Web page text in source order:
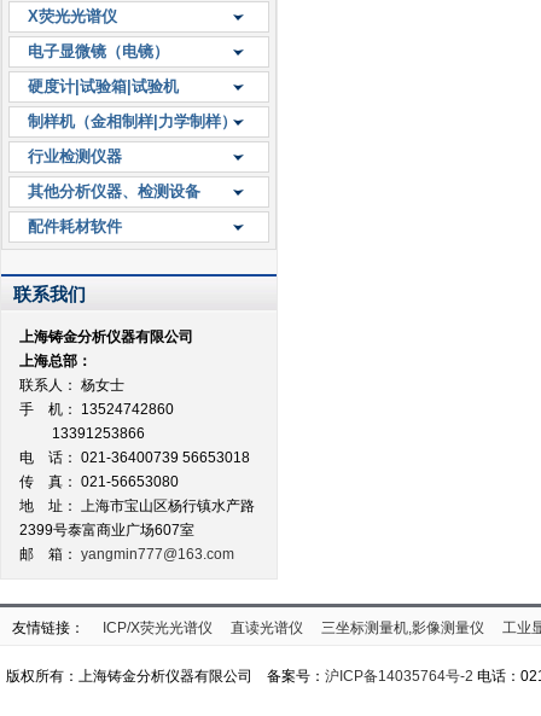
X荧光光谱仪
电子显微镜（电镜）
硬度计|试验箱|试验机
制样机（金相制样|力学制样）
行业检测仪器
其他分析仪器、检测设备
配件耗材软件
联系我们
上海铸金分析仪器有限公司
上海总部：
联系人： 杨女士
手 机： 13524742860
13391253866
电 话： 021-36400739 56653018
传 真： 021-56653080
地 址： 上海市宝山区杨行镇水产路
2399号泰富商业广场607室
邮 箱： yangmin777@163.com
友情链接： ICP/X荧光光谱仪 直读光谱仪 三坐标测量机,影像测量仪 工业
版权所有：上海铸金分析仪器有限公司 备案号： 沪ICP备14035764号-2 电话：